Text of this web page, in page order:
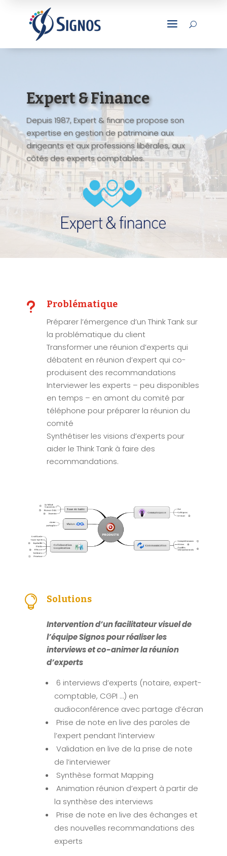
a U
Expert & Finance
Depuis 1987, Expert & finance propose son
expertise en gestion de patrimoine aux
dirigeants et aux professions libérales, aux
côtés des experts comptables.
u Problématique
Préparer l’émergence d’un Think Tank sur
la problématique du client
Transformer une réunion d’experts qui
débatent en réunion d’expert qui co-
produisent des recommandations
Interviewer les experts – peu disponibles
en temps – en amont du comité par
téléphone pour préparer la réunion du
comité
Synthétiser les visions d’experts pour
aider le Think Tank à faire des
recommandations.
 Solutions
Intervention d’un facilitateur visuel de
l’équipe Signos pour réaliser les
interviews et co-animer la réunion
d’experts
6 interviews d’experts (notaire, expert-
comptable, CGPI …) en
audioconférence avec partage d’écran
Prise de note en live des paroles de
l’expert pendant l’interview
Validation en live de la prise de note
de l’interviewer
Synthèse format Mapping
Animation réunion d’expert à partir de
la synthèse des interviews
Prise de note en live des échanges et
des nouvelles recommandations des
experts